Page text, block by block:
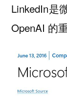
LinkedIn是
OpenAI 的